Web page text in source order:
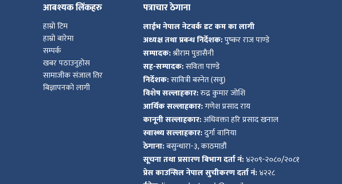
आबश्यक लिंकहरु
हाम्रो टिम
हाम्रो बारेमा
सम्पर्क
खबर पठाउनुहोस
सामाजीक संजाल तिर
बिज्ञापनको लागी
पत्राचार ठेगाना
लाईभ नेपाल नेटवर्क डट कम का लागी
अध्यक्ष तथा प्रबन्ध निर्देशक:पुष्कर राज पाण्डे
सम्पादक:श्रीराम पुडासैनी
सह-सम्पादक:सविता पाण्डे
निर्देशक:सावित्री बस्नेत (सवु)
विशेष सल्लाहकार:रुद्र कुमार जोशि
आर्थिक सल्लाहकार:गणेश प्रसाद राय
कानूनी सल्लाहकार:अधिवक्ता हरि प्रसाद खनाल
स्वास्थ्य सल्लाहकार:दुर्गा वानिया
ठेगाना:बसुन्धारा-३, काठमाडौं
सूचना तथा प्रसारण बिभाग दर्ता नं:४२०९-२०८०/२०८१
प्रेस काउन्सिल नेपाल सुचीकरण दर्ता नं:४२२८